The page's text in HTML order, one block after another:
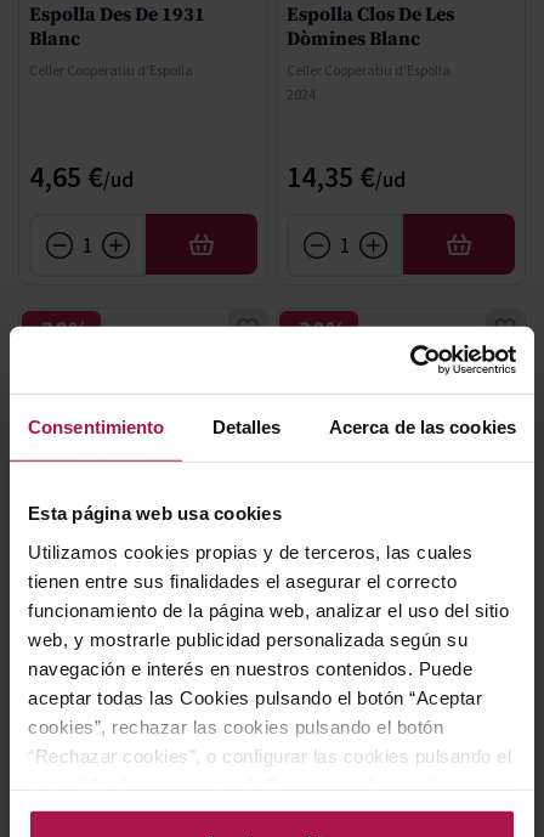
Consentimiento Detalles Acerca de las cookies
Esta página web usa cookies
Utilizamos cookies propias y de terceros, las cuales
tienen entre sus finalidades el asegurar el correcto
funcionamiento de la página web, analizar el uso del sitio
web, y mostrarle publicidad personalizada según su
navegación e interés en nuestros contenidos. Puede
aceptar todas las Cookies pulsando el botón “Aceptar
cookies”, rechazar las cookies pulsando el botón
“Rechazar cookies”, o configurar las cookies pulsando el
acceda a nuestra Política de Cookies.Para más
Espolla Des De 1931
Blanc
Celler Cooperatiu d'Espolla
4,65 €
AÑADIR
Espolla Clos De Les
Dòmines Blanc
Celler Cooperatiu d'Espolla
2024
14,35 €
AÑADIR
Espolla Babalà Blanc
Simpàtic
Celler Cooperatiu d'Espolla
2023
Precio especial
5,50 €
Precio normal
7,85 €
-30%
AÑADIR
Espolla Panissars Blanc
Celler Cooperatiu d'Espolla
2022
Precio especial
5,50 €
Precio normal
7,85 €
-30%
AÑADIR